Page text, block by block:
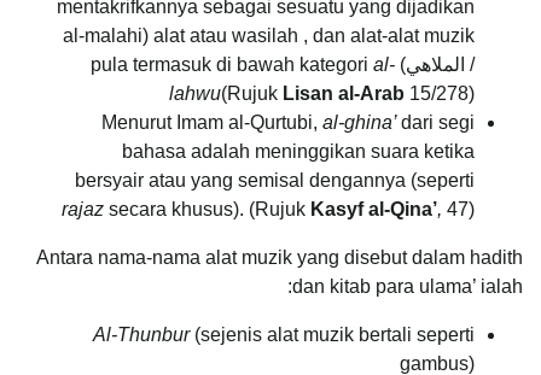
mentakrifkannya sebagai sesuatu yang dijadikan
alat atau wasilah , dan alat-alat muzik (al-malahi
/ الملاهي) pula termasuk di bawah kategori al-
lahwu(Rujuk Lisan al-Arab 15/278)
Menurut Imam al-Qurtubi, al-ghina’dari segi
bahasa adalah meninggikan suara ketika
bersyair atau yang semisal dengannya (seperti
rajaz secara khusus). (Rujuk Kasyf al-Qina’, 47)
Antara nama-nama alat muzik yang disebut dalam hadith
dan kitab para ulama’ ialah:
Al-Thunbur(sejenis alat muzik bertali seperti
gambus)